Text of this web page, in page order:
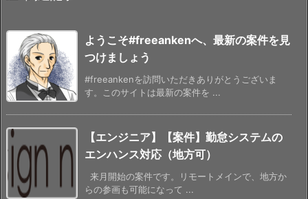
ようこそ#freeankenへ、最新の案件を見
つけましょう
#freeankenを訪問いただきありがとうございま
す。このサイトは最新の案件を ...
【エンジニア】【案件】勤怠システムの
エンハンス対応（地方可）
来月開始の案件です。リモートメインで、地方か
らの参画も可能になって ...